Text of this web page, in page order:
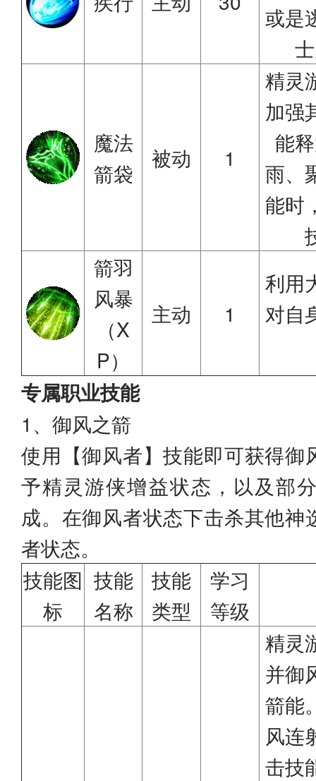
或是
魔法
箭袋
被动 1
精灵
加强
能
雨、
能时
箭羽
风暴
（X
P）
主动 1
利用
对自
专属职业技能
1、御风之箭
使用【御风者】技能即可获得御
予精灵游侠增益状态，以及部
成。在御风者状态下击杀其他神
者状态。
技能图
标
技能
名称
技能
类型
学习
等级
精灵
并御
箭能
风连
击技